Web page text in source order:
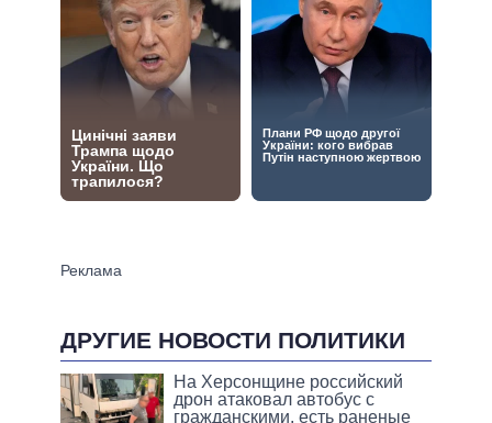
ДРУГИЕ НОВОСТИ ПОЛИТИКИ
На Херсонщине российский
дрон атаковал автобус с
гражданскими, есть раненые